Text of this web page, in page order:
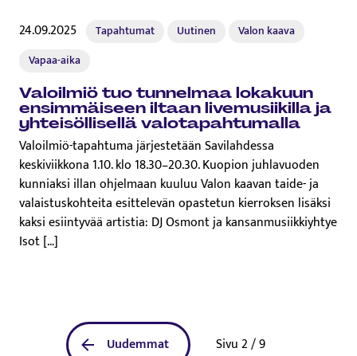
24.09.2025 Tapahtumat Uutinen
Valon kaava
Vapaa-aika
Valoilmiö tuo tunnelmaa lokakuun
en­sim­mäi­seen iltaan li­ve­musii­kil­la ja
yh­tei­söl­li­sel­lä va­lo­ta­pah­tu­mal­la
Valoilmiö-tapahtuma järjestetään Savilahdessa
keskiviikkona 1.10. klo 18.30–20.30. Kuopion juhlavuoden
kunniaksi illan ohjelmaan kuuluu Valon kaavan taide- ja
valaistuskohteita esittelevän opastetun kierroksen lisäksi
kaksi esiintyvää artistia: DJ Osmont ja kansanmusiikkiyhtye
Isot […]
Uudemmat Sivu 2 / 9